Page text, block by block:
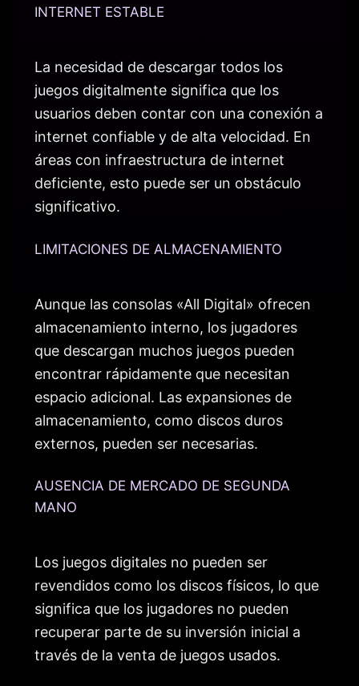
INTERNET ESTABLE
La necesidad de descargar todos los
juegos digitalmente significa que los
usuarios deben contar con una conexión a
internet confiable y de alta velocidad. En
áreas con infraestructura de internet
deficiente, esto puede ser un obstáculo
significativo.
LIMITACIONES DE ALMACENAMIENTO
Aunque las consolas «All Digital» ofrecen
almacenamiento interno, los jugadores
que descargan muchos juegos pueden
encontrar rápidamente que necesitan
espacio adicional. Las expansiones de
almacenamiento, como discos duros
externos, pueden ser necesarias.
AUSENCIA DE MERCADO DE SEGUNDA
MANO
Los juegos digitales no pueden ser
revendidos como los discos físicos, lo que
significa que los jugadores no pueden
recuperar parte de su inversión inicial a
través de la venta de juegos usados.